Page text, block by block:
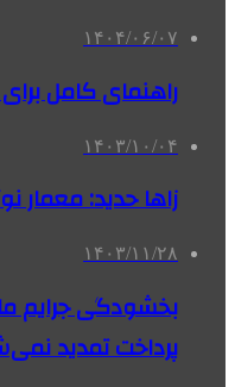
۱۴۰۴/۰۶/۰۷
راهنمای کامل
۱۴۰۳/۱۰/۰۴
زاها حدید: معمار
۱۴۰۳/۱۱/۲۸
پرداخت تمدید